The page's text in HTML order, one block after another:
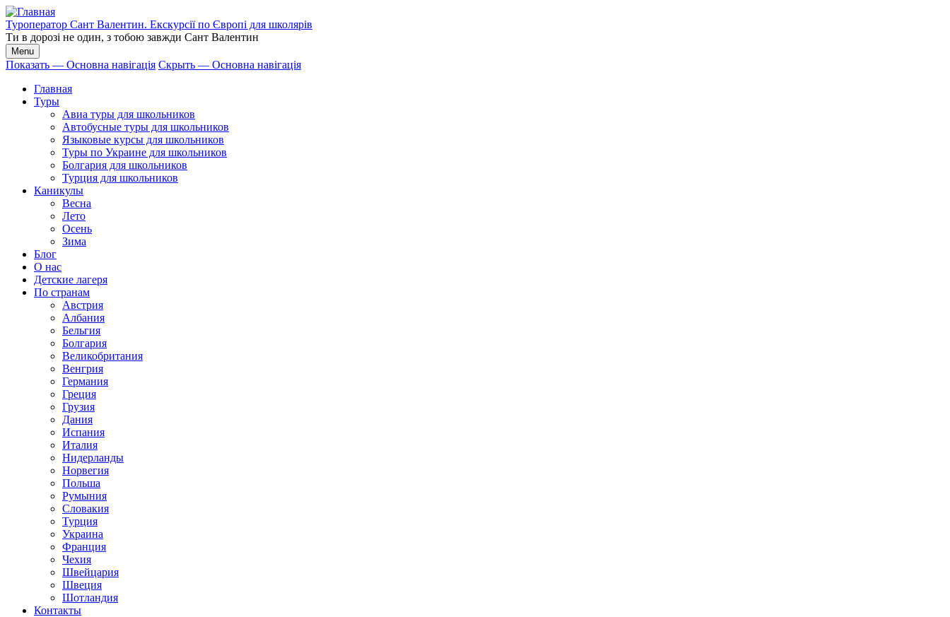
Перейти
к
основному
содержанию
Туроператор Сант Валентин. Екскурсії по Європі для школярів
Ти в дорозі не один, з тобою завжди Сант Валентин
Menu
Основна
навігація
Показать — Основна навігація Скрыть — Основна навігація
Главная
Туры
Авиа туры для школьников
Автобусные туры для школьников
Языковые курсы для школьников
Туры по Украине для школьников
Болгария для школьников
Турция для школьников
Каникулы
Весна
Лето
Осень
Зима
Блог
О нас
Детские лагеря
По странам
Австрия
Албания
Бельгия
Болгария
Великобритания
Венгрия
Германия
Греция
Грузия
Дания
Испания
Италия
Нидерланды
Норвегия
Польша
Румыния
Словакия
Турция
Украина
Франция
Чехия
Швейцария
Швеция
Шотландия
Контакты